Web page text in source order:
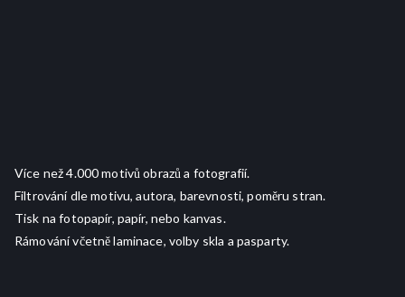
Více než 4.000 motivů obrazů a fotografií.
Filtrování dle motivu, autora, barevnosti, poměru stran.
Tisk na fotopapír, papír, nebo kanvas.
Rámování včetně laminace, volby skla a pasparty.